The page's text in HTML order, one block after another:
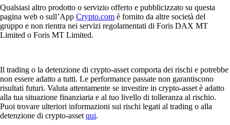
Qualsiasi altro prodotto o servizio offerto e pubblicizzato su questa
pagina web o sull’App Crypto.com è fornito da altre società del
gruppo e non rientra nei servizi regolamentati di Foris DAX MT
Limited o Foris MT Limited.
Il trading o la detenzione di crypto-asset comporta dei rischi e potrebbe
non essere adatto a tutti. Le performance passate non garantiscono
risultati futuri. Valuta attentamente se investire in crypto-asset è adatto
alla tua situazione finanziaria e al tuo livello di tolleranza al rischio.
Puoi trovare ulteriori informazioni sui rischi legati al trading o alla
detenzione di crypto-asset qui.